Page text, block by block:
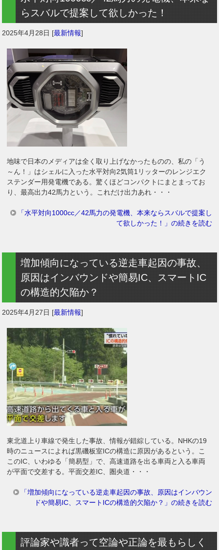
らスバルで提案して欲しかった！
2025年4月28日 [最新情報]
地味で日本のメディアは全く取り上げなかったものの、私の「う
～ん！」はシェルに入った水平対向2気筒1リッターのレンジエク
ステンダー用発電機である。驚くほどコンパクトにまとまってお
り、最高出力42馬力という。これだけ出力あれ・・・
「水平対向1000cc／42馬力の発電機、本来ならスバルで提案し
て欲しかった！」の続きを読む
増加傾向になっている逆走車起因の事故、
原因はインバウンドや簡易IC、スマートIC
の構造的欠陥か？
2025年4月27日 [最新情報]
東北道上り車線で発生した事故、情報が錯綜している。NHKの19
時のニュースによれば黒磯板室ICの構造に原因があるという。こ
このIC、いわゆる「簡易型」で、高速道路を出る車両と入る車両
が平面で交差する。平面交差IC、圏央道・・・
「増加傾向になっている逆走車起因の事故、原因はインバウン
ドや簡易IC、スマートICの構造的欠陥か？」の続きを読む
評論家や識者って空論や正論を最もらしく